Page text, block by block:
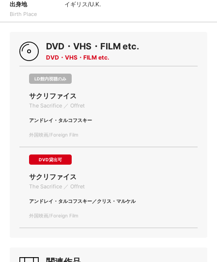
出身地
Birth Place
イギリス/U.K.
DVD・VHS・FILM etc.
DVD・VHS・FILM etc.
LD館内視聴のみ
サクリファイス
The Sacrifice ／ Offret
アンドレイ・タルコフスキー
外国映画/Foreign Film
DVD貸出可
サクリファイス
The Sacrifice ／ Offret
アンドレイ・タルコフスキー／クリス・マルケル
外国映画/Foreign Film